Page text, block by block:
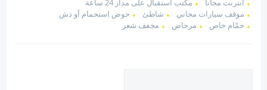
موقف سيارات مجاني
شاطئ
حوض استحمام أو دش
حمّام خاص
مرحاض مجفف شعر